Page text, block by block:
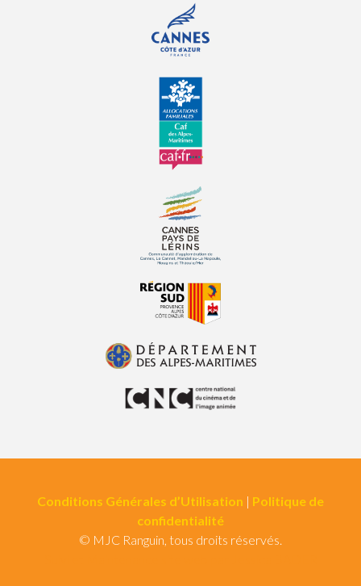
Conditions Générales d’Utilisation | Politique de
confidentialité
© MJC Ranguin, tous droits réservés.